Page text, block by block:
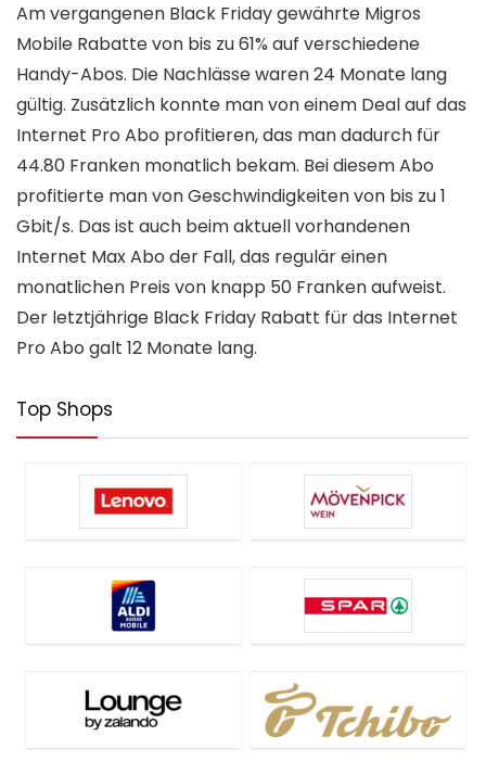
Am vergangenen Black Friday gewährte Migros
Mobile Rabatte von bis zu 61% auf verschiedene
Handy-Abos. Die Nachlässe waren 24 Monate lang
gültig. Zusätzlich konnte man von einem Deal auf das
Internet Pro Abo profitieren, das man dadurch für
44.80 Franken monatlich bekam. Bei diesem Abo
profitierte man von Geschwindigkeiten von bis zu 1
Gbit/s. Das ist auch beim aktuell vorhandenen
Internet Max Abo der Fall, das regulär einen
monatlichen Preis von knapp 50 Franken aufweist.
Der letztjährige Black Friday Rabatt für das Internet
Pro Abo galt 12 Monate lang.
Top Shops